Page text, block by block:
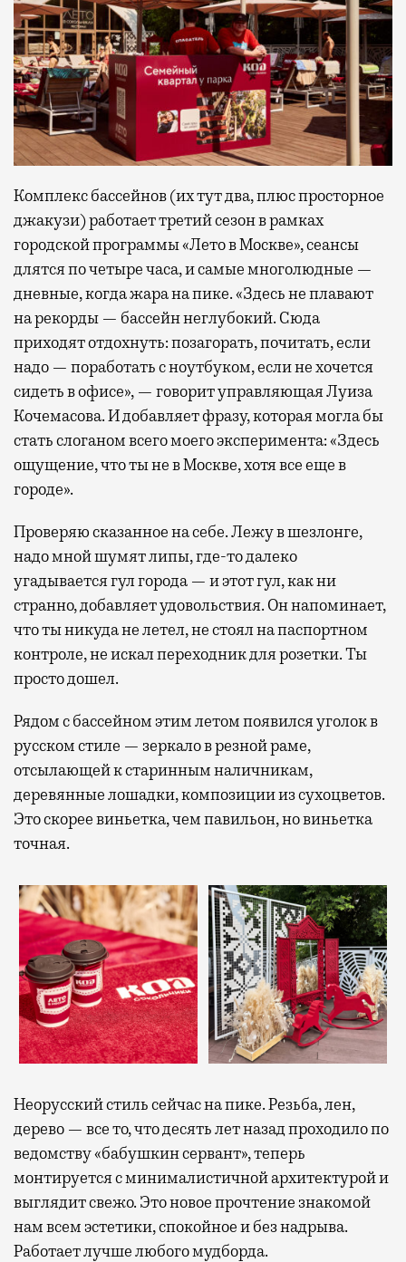
Комплекс бассейнов (их тут два, плюс просторное
джакузи) работает третий сезон в рамках
городской программы «Лето в Москве», сеансы
длятся по четыре часа, и самые многолюдные —
дневные, когда жара на пике. «Здесь не плавают
на рекорды — бассейн неглубокий. Сюда
приходят отдохнуть: позагорать, почитать, если
надо — поработать с ноутбуком, если не хочется
сидеть в офисе», — говорит управляющая Луиза
Кочемасова. И добавляет фразу, которая могла бы
стать слоганом всего моего эксперимента: «Здесь
ощущение, что ты не в Москве, хотя все еще в
городе».
Проверяю сказанное на себе. Лежу в шезлонге,
надо мной шумят липы, где-то далеко
угадывается гул города — и этот гул, как ни
странно, добавляет удовольствия. Он напоминает,
что ты никуда не летел, не стоял на паспортном
контроле, не искал переходник для розетки. Ты
просто дошел.
Рядом с бассейном этим летом появился уголок в
русском стиле — зеркало в резной раме,
отсылающей к старинным наличникам,
деревянные лошадки, композиции из сухоцветов.
Это скорее виньетка, чем павильон, но виньетка
точная.
Неорусский стиль сейчас на пике. Резьба, лен,
дерево — все то, что десять лет назад проходило по
ведомству «бабушкин сервант», теперь
монтируется с минималистичной архитектурой и
выглядит свежо. Это новое прочтение знакомой
нам всем эстетики, спокойное и без надрыва.
Работает лучше любого мудборда.